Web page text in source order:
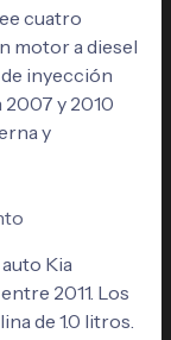
cuatro
motor a diesel
inyección
2007 y 2010
y
Kia
2011. Los
de 1.0 litros.